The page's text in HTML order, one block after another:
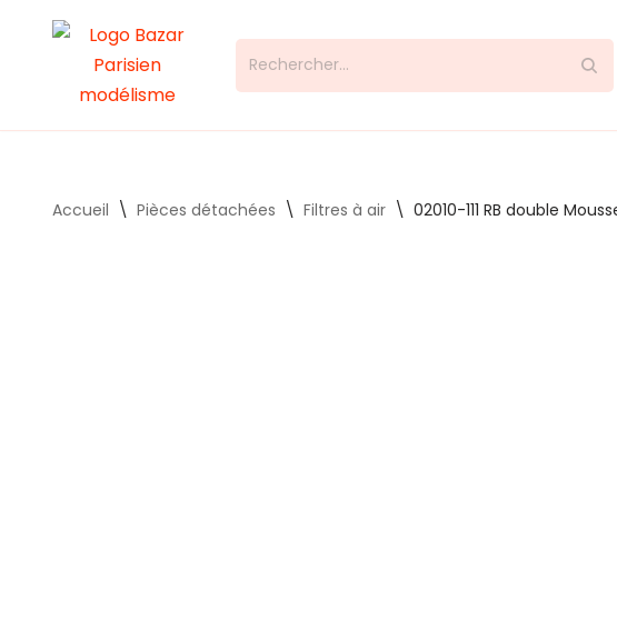
Accueil \ Pièces détachées \ Filtres à air \ 02010-111 RB double